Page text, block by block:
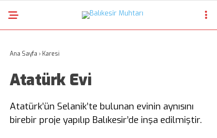
BALIKESIR
GALERİ
İLÇE REHBERİ
FİRMA REHBERİ
Ana Sayfa › Karesi
Atatürk Evi
Atatürk’ün Selanik’te bulunan evinin aynısını
birebir proje yapılıp Balıkesir’de inşa edilmiştir.